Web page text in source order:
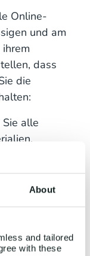
About
and tailored
with these
Online-
und am
dass
die
alle
zu
könnten,
einen FAQ-
einrichten.
nachverfolgen